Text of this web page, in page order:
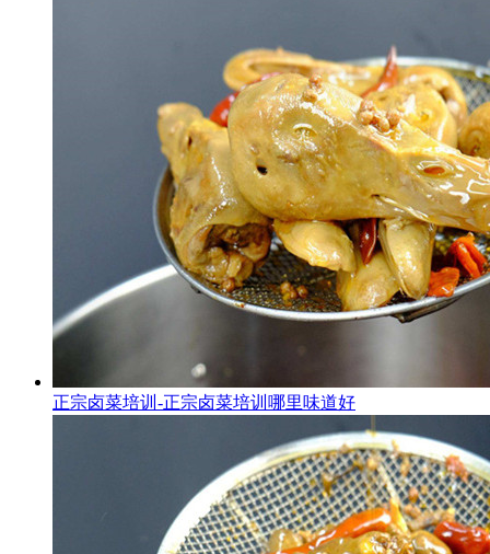
正宗卤菜培训-正宗卤菜培训哪里味道好